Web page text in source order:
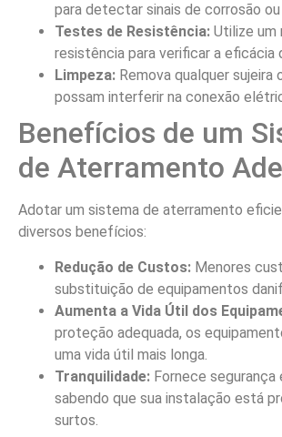
para detectar sinais de corrosão ou
Testes de Resistência: Utilize um
resistência para verificar a eficácia
Limpeza: Remova qualquer
possam interferir na conexão
Benefícios de um
de Aterramento
Adotar um sistema de aterramento
diversos benefícios:
Redução de Custos: Menores
substituição de equipamentos
Aumenta a Vida Útil dos
proteção adequada, os
uma vida útil mais longa.
Tranquilidade: Fornece segurança
sabendo que sua instalação está
surtos.